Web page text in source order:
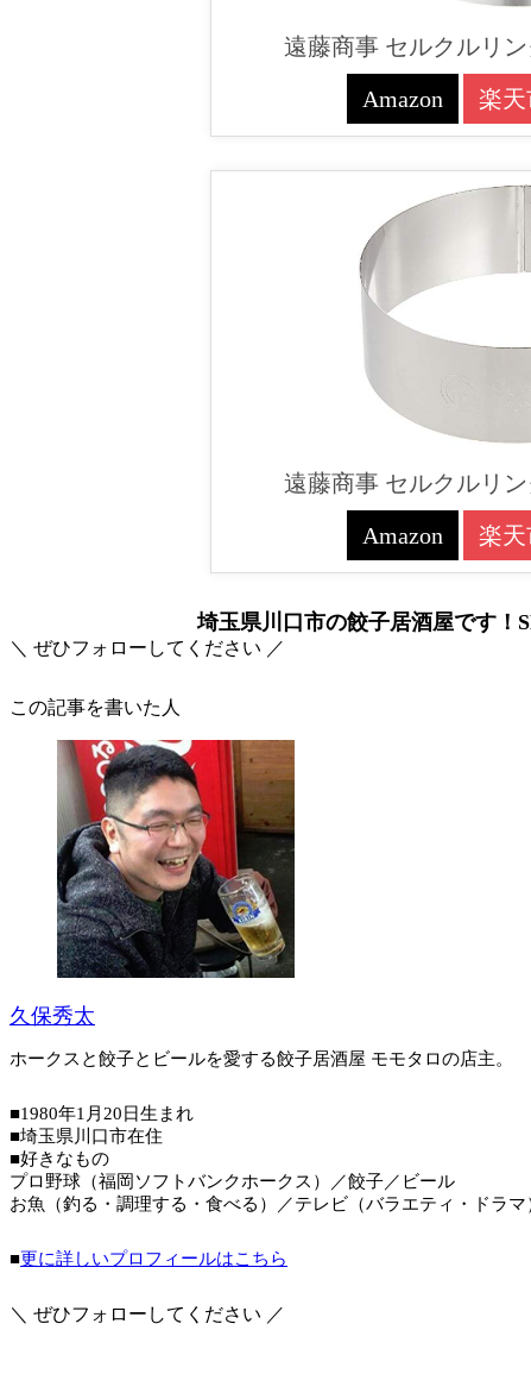
遠藤商事 セルクルリン
Amazon
楽
遠藤商事 セルクルリン
Amazon
楽
埼玉県川口市の餃子居酒屋です！
＼ ぜひフォローしてください ／
この記事を書いた人
久保秀太
ホークスと餃子とビールを愛する餃子居酒屋 モモタロの店主。
■1980年1月20日生まれ
■埼玉県川口市在住
■好きなもの
プロ野球（福岡ソフトバンクホークス）／餃子／ビール
お魚（釣る・調理する・食べる）／テレビ（バラエティ・ドラマ
■更に詳しいプロフィールはこちら
＼ ぜひフォローしてください ／